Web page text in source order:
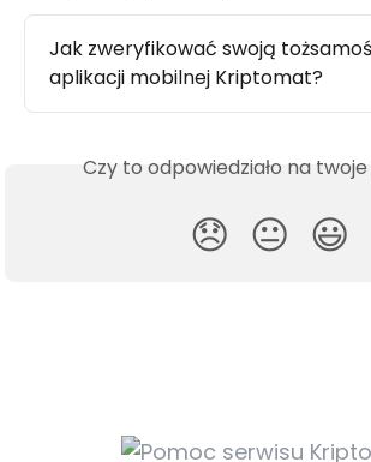
Jak zweryfikować swoją
aplikacji mobilnej Kriptomat?
Czy to odpowiedziało na
😞 😐 😃